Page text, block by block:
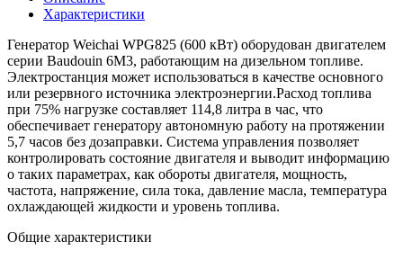
Характеристики
Генератор Weichai WPG825 (600 кВт) оборудован двигателем
серии Baudouin 6M3, работающим на дизельном топливе.
Электростанция может использоваться в качестве основного
или резервного источника электроэнергии.Расход топлива
при 75% нагрузке составляет 114,8 литра в час, что
обеспечивает генератору автономную работу на протяжении
5,7 часов без дозаправки. Система управления позволяет
контролировать состояние двигателя и выводит информацию
о таких параметрах, как обороты двигателя, мощность,
частота, напряжение, сила тока, давление масла, температура
охлаждающей жидкости и уровень топлива.
Общие характеристики